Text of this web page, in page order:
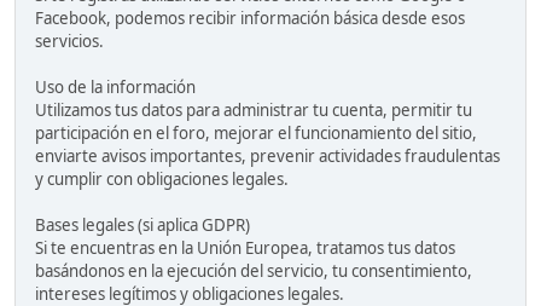
Facebook, podemos recibir información básica desde esos
servicios.
Uso de la información
Utilizamos tus datos para administrar tu cuenta, permitir tu
participación en el foro, mejorar el funcionamiento del sitio,
enviarte avisos importantes, prevenir actividades fraudulentas
y cumplir con obligaciones legales.
Bases legales (si aplica GDPR)
Si te encuentras en la Unión Europea, tratamos tus datos
basándonos en la ejecución del servicio, tu consentimiento,
intereses legítimos y obligaciones legales.